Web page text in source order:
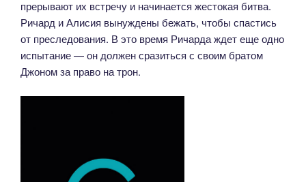
прерывают их встречу и начинается жестокая битва.
Ричард и Алисия вынуждены бежать, чтобы спастись
от преследования. В это время Ричарда ждет еще одно
испытание — он должен сразиться с своим братом
Джоном за право на трон.